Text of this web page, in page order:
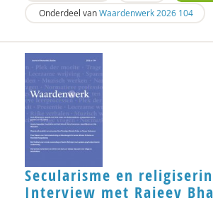
Ellen de Bruin
Laura Capitaine
William E. Connolly
Christine Cuomo
Carol D. Ryff
Annelieke Damen
Onderdeel vanWaardenwerk 2026 104
Secularisme en
Interview met Rajeev